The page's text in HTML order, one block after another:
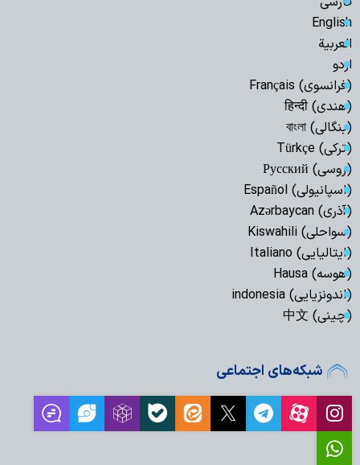
English
العربیة
اردو
(فرانسوی) Français
(هندی) हिन्दी
(بنگالی) বাংলা
(ترکی) Türkçe
(روسی) Русский
(اسپانیولی) Español
(آذری) Azərbaycan
(سواحلی) Kiswahili
(ایتالیایی) Italiano
(هوسه) Hausa
(اندونزیایی) indonesia
(چینی) 中文
شبکه‌های اجتماعی